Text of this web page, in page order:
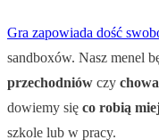
Gra zapowiada dość
sandboxów. Nasz menel
przechodniów czy
dowiemy się co robią
szkole lub w pracy.